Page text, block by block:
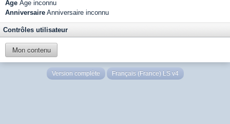
Âge Âge inconnu
Anniversaire Anniversaire inconnu
Contrôles utilisateur
Mon contenu
Version complète Français (France) LS v4